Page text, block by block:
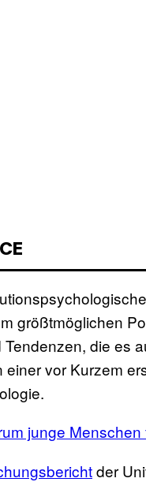
größtmöglichen
die es
einer vor Kurzem
junge
der